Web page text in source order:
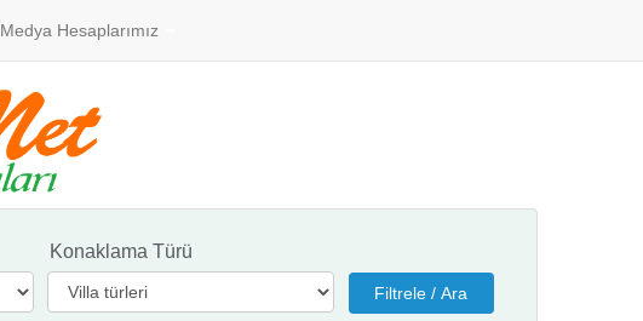
Hesaplarımız
Konaklama Türü